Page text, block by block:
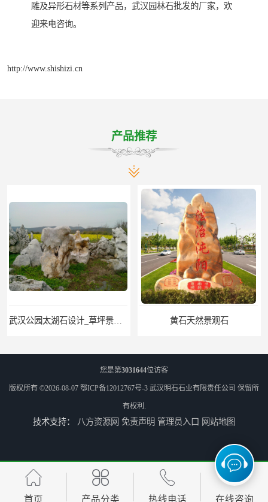
雕及异形石材等系列产品，武汉园林石批发的厂家，欢
迎来电咨询。
http://www.shishizi.cn
产品推荐
武汉公园太湖石设计_草坪景观石 黄石天然景观石
神农架庭院太湖石回收
您是第3031644位访客
版权所有 ©2026-08-07 鄂ICP备12012767号-3 武汉明石石业有限责任公司 保留所
有权利.
技术支持： 八方资源网 免责声明 管理员入口 网站地图
首页 产品分类 热线电话 在线咨询